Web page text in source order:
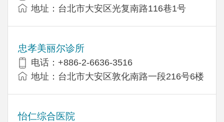
地址：台北市大安区光复南路116巷1号
忠孝美丽尔诊所
电话：+886-2-6636-3516
地址：台北市大安区敦化南路一段216号6楼
怡仁综合医院